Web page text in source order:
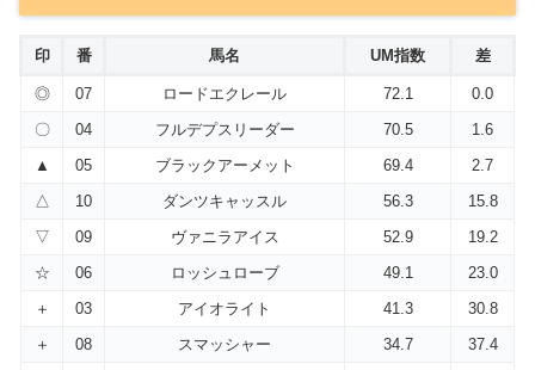
印 番 馬名 UM指数 差
◎ 07 ロードエクレール 72.1
0.0
〇
04 フルデプスリーダー 70.5
1.6
▲
05 ブラックアーメット 69.4
2.7
△
10 ダンツキャッスル 56.3
15.8
▽
09 ヴァニラアイス 52.9
19.2
☆
06 ロッシュローブ 49.1
23.0
＋
03 アイオライト 41.3
30.8
＋
08 スマッシャー 34.7
37.4